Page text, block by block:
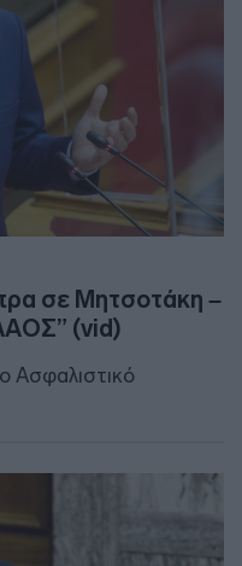
σε Μητσοτάκη –
(vid)
Ασφαλιστικό